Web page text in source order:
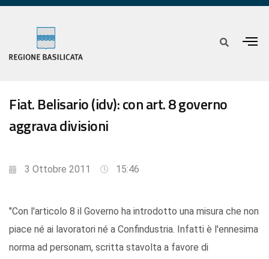
Fiat. Belisario (idv): con art. 8 governo
aggrava divisioni
3 Ottobre 2011 15:46
"Con l'articolo 8 il Governo ha introdotto una misura che non
piace né ai lavoratori né a Confindustria. Infatti è l'ennesima
norma ad personam, scritta stavolta a favore di